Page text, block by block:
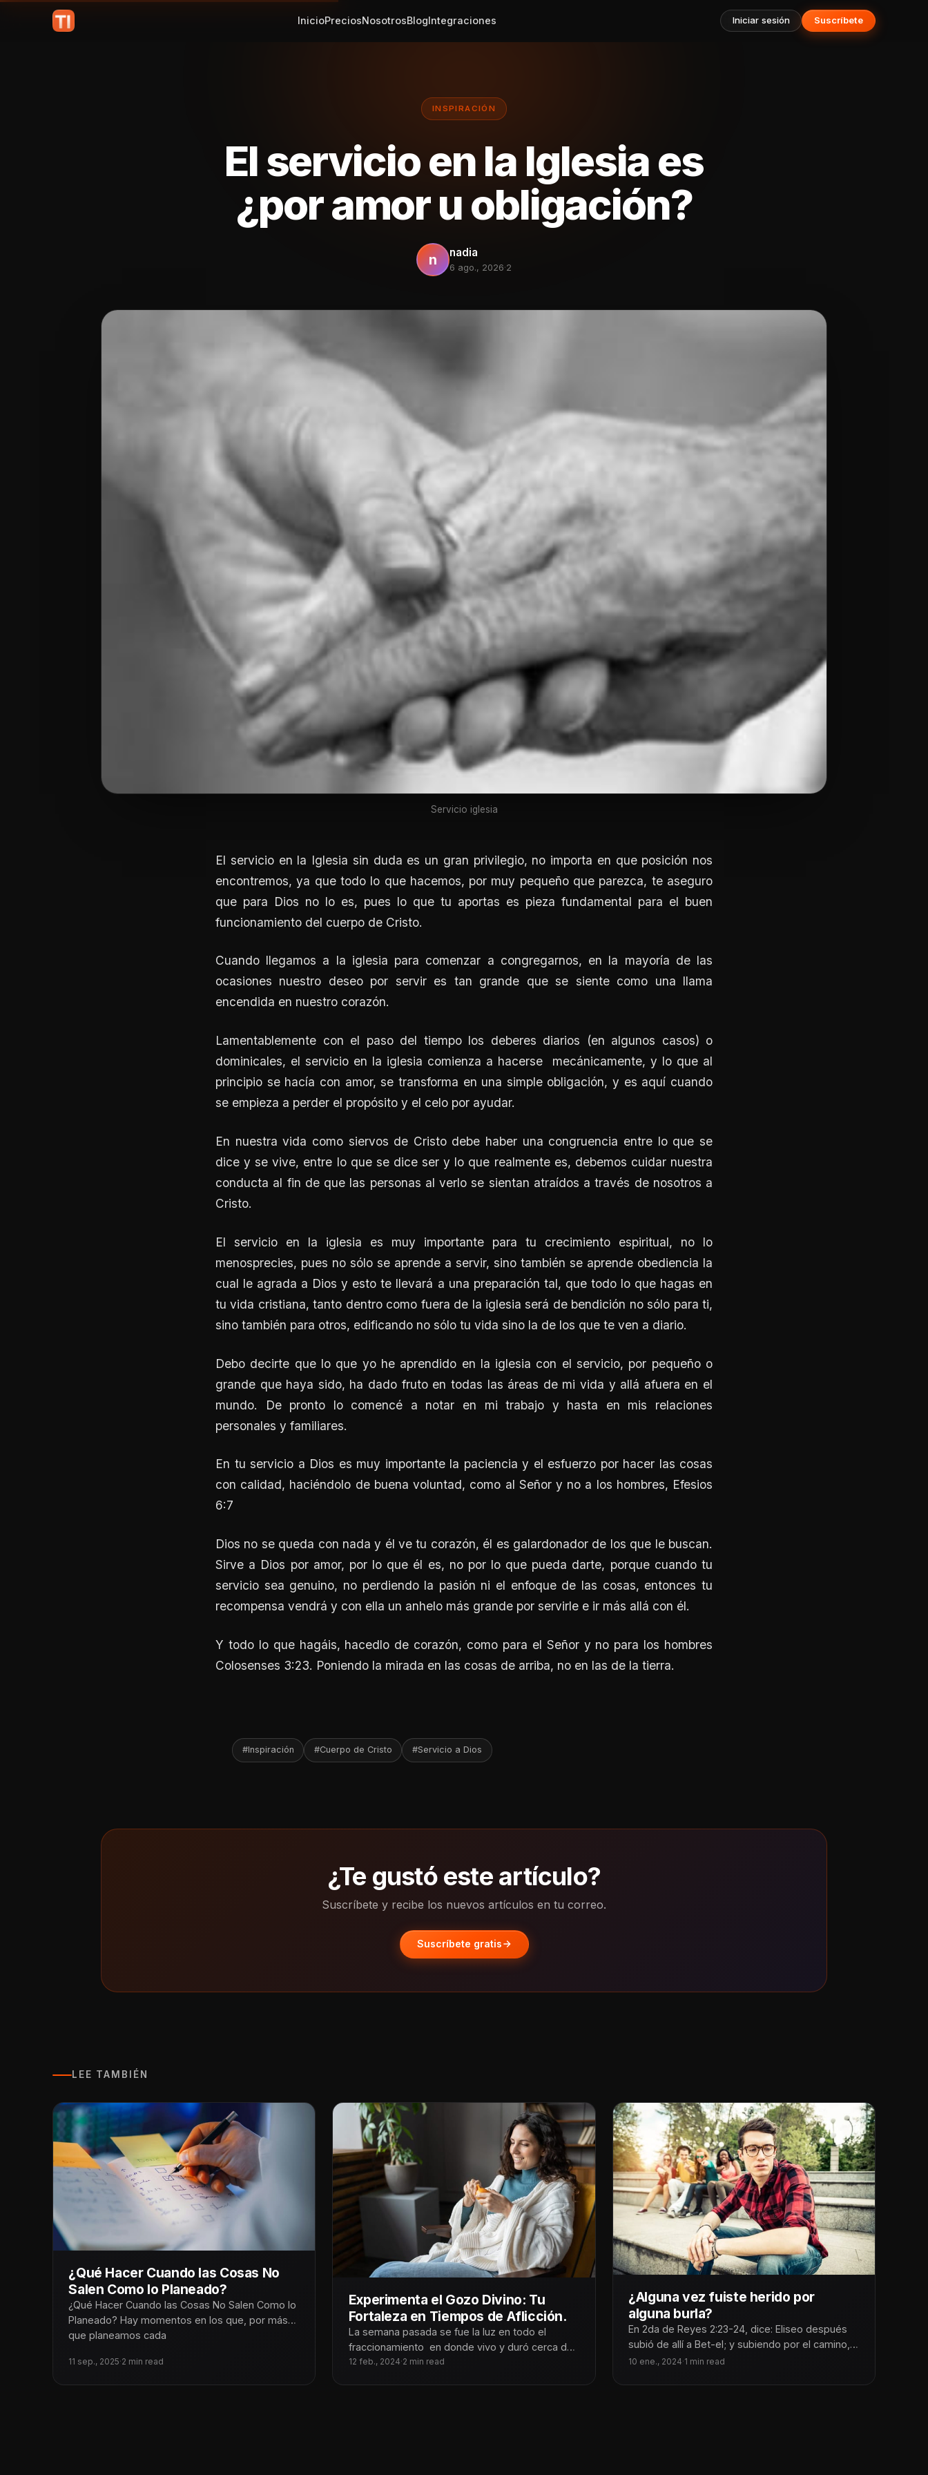
InicioPreciosNosotrosBlogIntegraciones Iniciar sesión Suscríbete
INSPIRACIÓN
El servicio en la Iglesia es
¿por amor u obligación?
n nadia
6 ago., 2026·2
Servicio iglesia
El servicio en la Iglesia sin duda es un gran privilegio, no importa en que posición nos
encontremos, ya que todo lo que hacemos, por muy pequeño que parezca, te aseguro
que para Dios no lo es, pues lo que tu aportas es pieza fundamental para el buen
funcionamiento del cuerpo de Cristo.
Cuando llegamos a la iglesia para comenzar a congregarnos, en la mayoría de las
ocasiones nuestro deseo por servir es tan grande que se siente como una llama
encendida en nuestro corazón.
Lamentablemente con el paso del tiempo los deberes diarios (en algunos casos) o
dominicales, el servicio en la iglesia comienza a hacerse mecánicamente, y lo que al
principio se hacía con amor, se transforma en una simple obligación, y es aquí cuando
se empieza a perder el propósito y el celo por ayudar.
En nuestra vida como siervos de Cristo debe haber una congruencia entre lo que se
dice y se vive, entre lo que se dice ser y lo que realmente es, debemos cuidar nuestra
conducta al fin de que las personas al verlo se sientan atraídos a través de nosotros a
Cristo.
El servicio en la iglesia es muy importante para tu crecimiento espiritual, no lo
menosprecies, pues no sólo se aprende a servir, sino también se aprende obediencia la
cual le agrada a Dios y esto te llevará a una preparación tal, que todo lo que hagas en
tu vida cristiana, tanto dentro como fuera de la iglesia será de bendición no sólo para ti,
sino también para otros, edificando no sólo tu vida sino la de los que te ven a diario.
Debo decirte que lo que yo he aprendido en la iglesia con el servicio, por pequeño o
grande que haya sido, ha dado fruto en todas las áreas de mi vida y allá afuera en el
mundo. De pronto lo comencé a notar en mi trabajo y hasta en mis relaciones
personales y familiares.
En tu servicio a Dios es muy importante la paciencia y el esfuerzo por hacer las cosas
con calidad, haciéndolo de buena voluntad, como al Señor y no a los hombres, Efesios
6:7
Dios no se queda con nada y él ve tu corazón, él es galardonador de los que le buscan.
Sirve a Dios por amor, por lo que él es, no por lo que pueda darte, porque cuando tu
servicio sea genuino, no perdiendo la pasión ni el enfoque de las cosas, entonces tu
recompensa vendrá y con ella un anhelo más grande por servirle e ir más allá con él.
Y todo lo que hagáis, hacedlo de corazón, como para el Señor y no para los hombres
Colosenses 3:23. Poniendo la mirada en las cosas de arriba, no en las de la tierra.
#Inspiración #Cuerpo de Cristo #Servicio a Dios
¿Te gustó este artículo?
Suscríbete y recibe los nuevos artículos en tu correo.
Suscríbete gratis
LEE TAMBIÉN
¿Qué Hacer Cuando las Cosas No
Salen Como lo Planeado?
¿Qué Hacer Cuando las Cosas No Salen Como lo
Planeado? Hay momentos en los que, por más
que planeamos cada
11 sep., 2025·2 min read
Experimenta el Gozo Divino: Tu
Fortaleza en Tiempos de Aflicción.
La semana pasada se fue la luz en todo el
fraccionamiento en donde vivo y duró cerca de
48 horas.
12 feb., 2024·2 min read
¿Alguna vez fuiste herido por
alguna burla?
En 2da de Reyes 2:23-24, dice: Eliseo después
subió de allí a Bet-el; y subiendo por el camino,
salieron
10 ene., 2024·1 min read